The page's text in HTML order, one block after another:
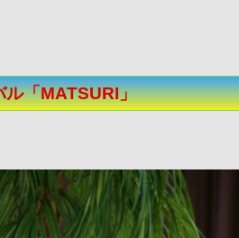
ル「MATSURI」